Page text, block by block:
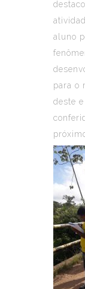
aluno
para o
deste